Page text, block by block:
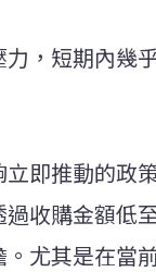
，短期內幾
即推動的政
收購金額低
尤其是在當